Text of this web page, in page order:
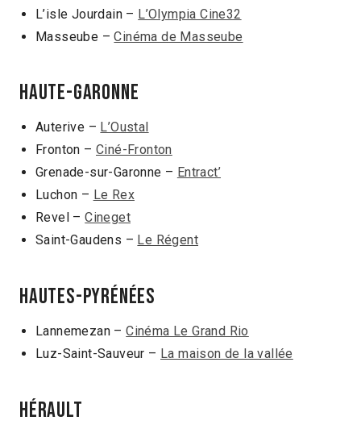
L’isle Jourdain – L’Olympia Cine32
Masseube –Cinéma de Masseube
HAUTE-GARONNE
Auterive – L’Oustal
Fronton –Ciné-Fronton
Grenade-sur-Garonne – Entract’
Luchon – Le Rex
Revel –Cineget
Saint-Gaudens – Le Régent
HAUTES-PYRÉNÉES
Lannemezan –Cinéma Le Grand Rio
Luz-Saint-Sauveur – La maison de la vallée
HÉRAULT